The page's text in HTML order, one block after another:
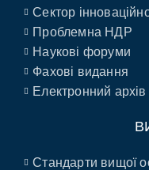
Сектор
Проблемна НДР
Наукові форуми
Фахові видання
Електронний архів
Стандарти вищої